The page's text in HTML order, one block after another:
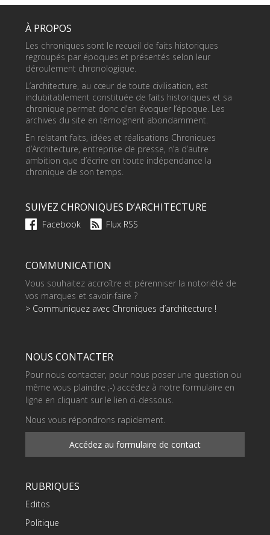
À PROPOS
Les chroniques sont le recueil de faits historiques
regroupés par époques et présentés selon leur
déroulement chronologique.
L’architecture, au cœur de toute civilisation, est
indubitablement constituée de faits historiques et sa
chronique permet donc d’en évoquer l’époque. Les
archives du site en témoignent abondamment.
En relatant faits, idées et réalisations Chroniques
d’Architecture, entreprise de presse, n’a d’autre
ambition que d’écrire en toute indépendance la
chronique de son temps.
SUIVEZ CHRONIQUES D’ARCHITECTURE
Facebook Flux RSS
COMMUNICATION
Vous souhaitez accroître et pérenniser la notoriété de
vos marques et savoir-faire ?
> Communiquez avec Chroniques d’architecture !
NOUS CONTACTER
Pour nous contacter, pour nous poser une question ou
même vous plaindre ;-) accédez à notre formulaire en
ligne en cliquant sur le lien ci-dessous.
Nous vous répondrons rapidement.
Accédez au formulaire de contact
RUBRIQUES
Editos
Politique